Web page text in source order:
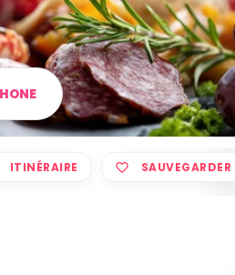
Créateurs et
ITINÉRAIRE SAUVEGARDER